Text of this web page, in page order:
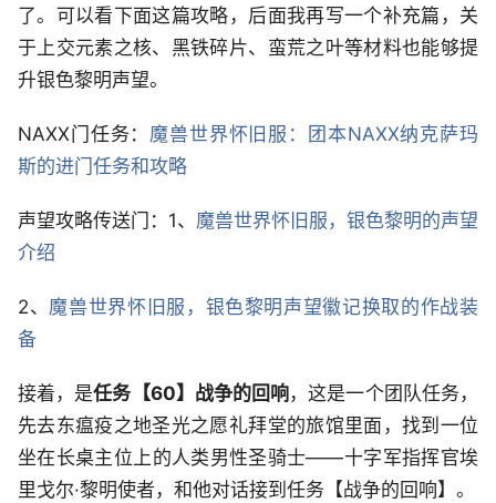
了。可以看下面这篇攻略，后面我再写一个补充篇，关
于上交元素之核、黑铁碎片、蛮荒之叶等材料也能够提
升银色黎明声望。
NAXX门任务： 魔兽世界怀旧服：团本NAXX纳克萨玛
斯的进门任务和攻略
声望攻略传送门：1、 魔兽世界怀旧服，银色黎明的声望
介绍
2、 魔兽世界怀旧服，银色黎明声望徽记换取的作战装
备
接着，是任务【60】战争的回响，这是一个团队任务，
先去东瘟疫之地圣光之愿礼拜堂的旅馆里面，找到一位
坐在长桌主位上的人类男性圣骑士——十字军指挥官埃
里戈尔·黎明使者，和他对话接到任务【战争的回响】。